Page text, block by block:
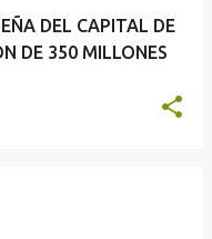
DEL CAPITAL DE
DE 350 MILLONES